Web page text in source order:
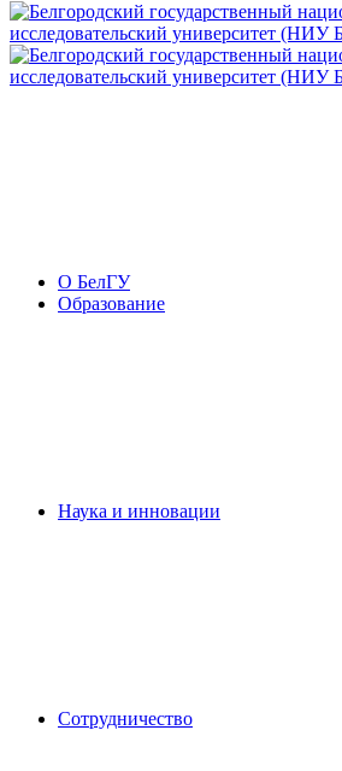
О БелГУ
Образование
Наука и инновации
Сотрудничество